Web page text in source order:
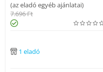
(az eladó egyéb ajánlatai)
7.696Ft
1 eladó